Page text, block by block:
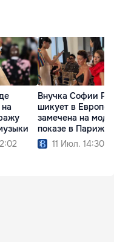
Внучка Софии
шикует в Европе:
замечена на
показе в Париже
11 Июл. 14:30